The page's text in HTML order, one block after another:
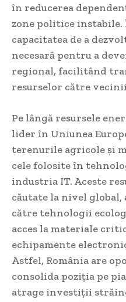
în reducerea
zone politice instabile.
capacitatea de a
necesară pentru a
regional, facilitând
resurselor către
Pe lângă resursele
lider în Uniunea
terenurile agricole și
cele folosite în
industria IT. Aceste
căutate la nivel
către tehnologii
acces la materiale
echipamente
Astfel, România are
consolida poziția pe
atrage investiții